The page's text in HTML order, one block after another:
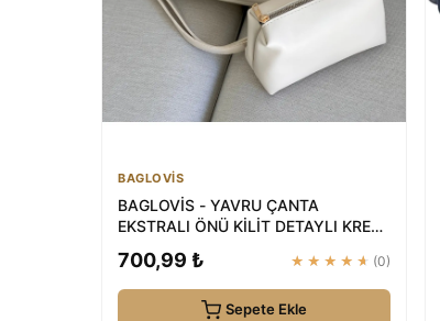
BAGLOVİS
BAGLOVİS - YAVRU ÇANTA
EKSTRALI ÖNÜ KİLİT DETAYLI KREM
700,99 ₺ ★★★★★ (0)
Sepete Ekle